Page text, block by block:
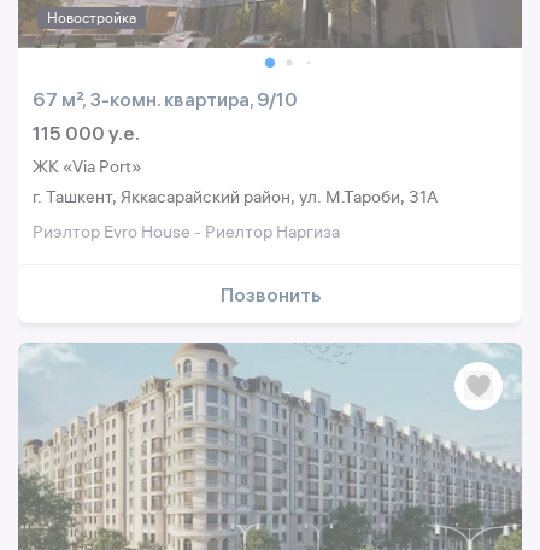
Новостройка
67 м², 3-комн. квартира, 9/10
115 000 y.e.
ЖК «Via Port»
г. Ташкент, Яккасарайский район, ул. М.Тароби, 31A
Риэлтор Evro House - Риелтор Наргиза
Позвонить